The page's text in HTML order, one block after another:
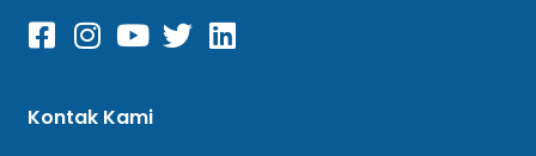
Kontak Kami